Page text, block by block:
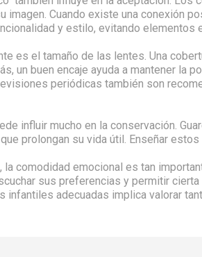
imagen. Cuando existe una conexión
y estilo, evitando elementos
es el tamaño de las lentes. Una
un buen encaje ayuda a mantener la
periódicas también son
influir mucho en la conservación.
prolongan su vida útil. Enseñar
la comodidad emocional es tan
sus preferencias y permitir
infantiles adecuadas implica valorar